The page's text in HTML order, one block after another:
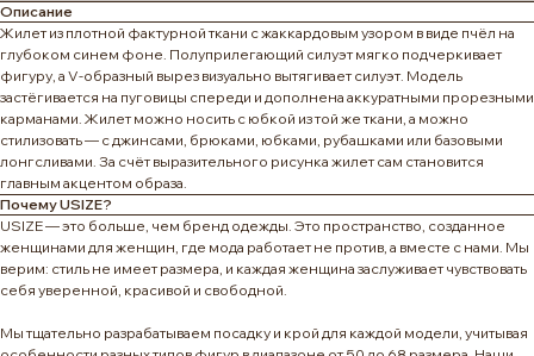
Описание
Жилет из плотной фактурной ткани с жаккардовым узором в виде пчёл на
глубоком синем фоне. Полуприлегающий силуэт мягко подчеркивает
фигуру, а V-образный вырез визуально вытягивает силуэт. Модель
застёгивается на пуговицы спереди и дополнена аккуратными прорезными
карманами. Жилет можно носить с юбкой из той же ткани, а можно
стилизовать — с джинсами, брюками, юбками, рубашками или базовыми
лонгсливами. За счёт выразительного рисунка жилет сам становится
главным акцентом образа.
Почему USIZE?
USIZE — это больше, чем бренд одежды. Это пространство, созданное
женщинами для женщин, где мода работает не против, а вместе с нами. Мы
верим: стиль не имеет размера, и каждая женщина заслуживает чувствовать
себя уверенной, красивой и свободной.
Мы тщательно разрабатываем посадку и крой для каждой модели, учитывая